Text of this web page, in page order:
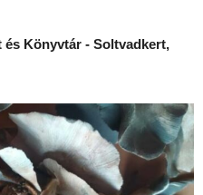
Könyvtár - Soltvadkert,